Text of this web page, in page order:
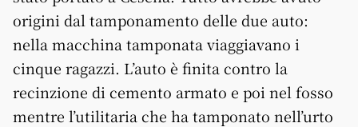
origini dal tamponamento delle due auto:
nella macchina tamponata viaggiavano i
cinque ragazzi. L’auto è finita contro la
recinzione di cemento armato e poi nel fosso
mentre l’utilitaria che ha tamponato nell’urto